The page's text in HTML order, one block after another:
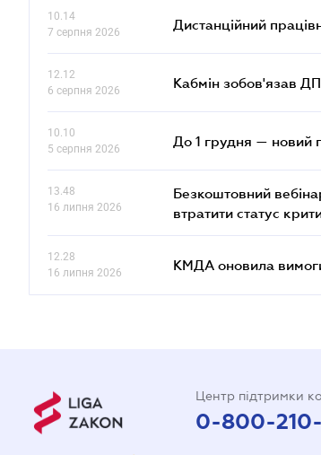
10.14
7 серпня 2026
Дистанційний
12.12
6 серпня 2026
Кабмін зобов'язав
10.10
5 серпня 2026
До 1 грудня — новий
13.48
16 липня 2026
Безкоштовний
втратити статус
12.28
16 липня 2026
КМДА оновила
Центр підтримки
0-800-